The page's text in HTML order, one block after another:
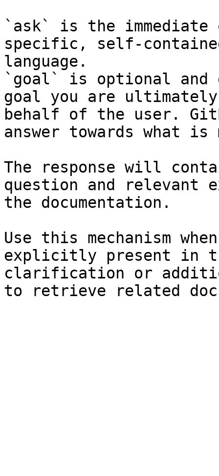
`ask` is the
specific, self-
language.
`goal` is optional and
goal you are
behalf of the user.
answer towards what
The response will
question and relevant
the documentation.
Use this mechanism
explicitly present in
clarification or